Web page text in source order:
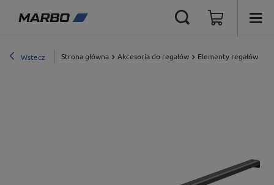
Wstecz Strona główna Akcesoria do regałów Elementy regałów